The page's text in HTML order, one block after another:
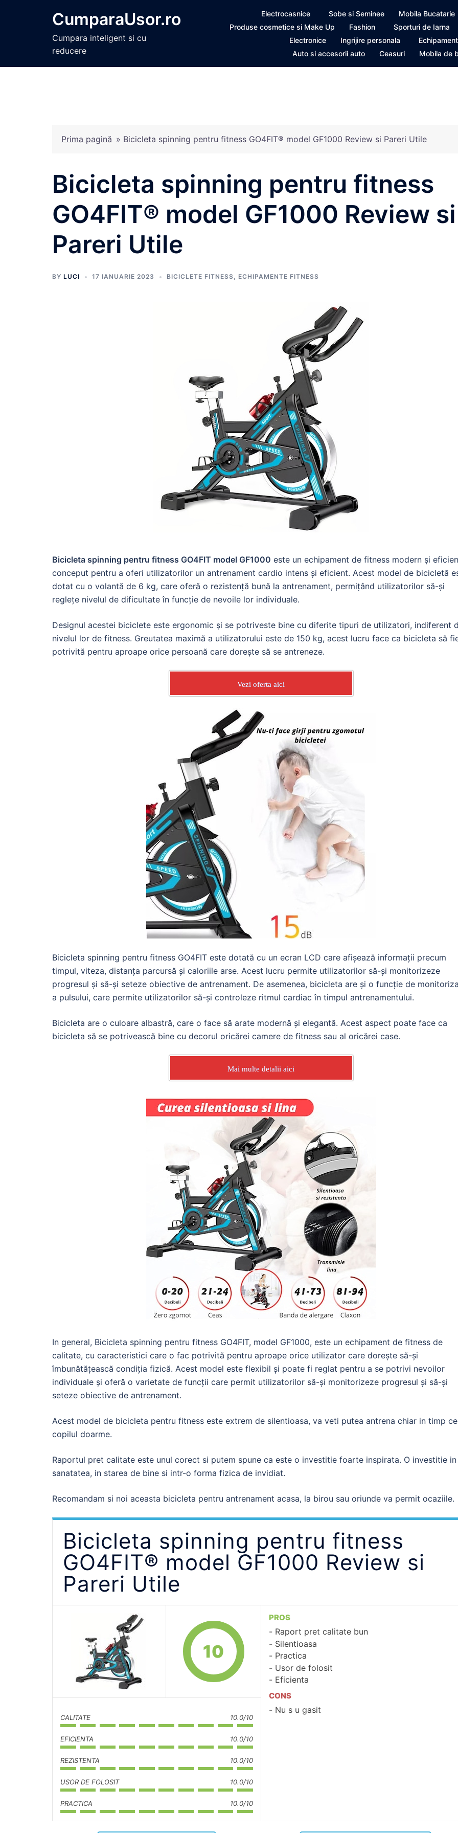
CumparaUsor.ro
Cumpara inteligent si cu
reducere
Electrocasnice Sobe si Seminee
Mobila Bucatarie
Produse cosmetice si Make Up
Fashion
Sporturi de Iarna
Electronice
Ingrijire personala
Auto si accesorii auto
Ceasuri Mobila de
Prima pagină » Bicicleta spinning pentru fitness GO4FIT® model GF1000 Review si Pareri Utile
Bicicleta spinning pentru fitness
GO4FIT® model GF1000 Review si
Pareri Utile
BY LUCI 17 IANUARIE 2023 BICICLETE FITNESS, ECHIPAMENTE FITNESS
Bicicleta spinning pentru fitness GO4FIT model GF1000 este un echipament de fitness modern și
conceput pentru a oferi utilizatorilor un antrenament cardio intens și eficient. Acest model de bicicletă
dotat cu o volantă de 6 kg, care oferă o rezistență bună la antrenament, permițând utilizatorilor să-și
reglețe nivelul de dificultate în funcție de nevoile lor individuale.
Designul acestei biciclete este ergonomic și se potriveste bine cu diferite tipuri de utilizatori, indiferent
nivelul lor de fitness. Greutatea maximă a utilizatorului este de 150 kg, acest lucru face ca bicicleta să
potrivită pentru aproape orice persoană care dorește să se antreneze.
Vezi oferta aici
Bicicleta spinning pentru fitness GO4FIT este dotată cu un ecran LCD care afișează informații precum
timpul, viteza, distanța parcursă și caloriile arse. Acest lucru permite utilizatorilor să-și monitorizeze
progresul și să-și seteze obiective de antrenament. De asemenea, bicicleta are și o funcție de
a pulsului, care permite utilizatorilor să-și controleze ritmul cardiac în timpul antrenamentului.
Bicicleta are o culoare albastră, care o face să arate modernă și elegantă. Acest aspect poate face ca
bicicleta să se potrivească bine cu decorul oricărei camere de fitness sau al oricărei case.
Mai multe detalii aici
In general, Bicicleta spinning pentru fitness GO4FIT, model GF1000, este un echipament de fitness de
calitate, cu caracteristici care o fac potrivită pentru aproape orice utilizator care dorește să-și
îmbunătățească condiția fizică. Acest model este flexibil și poate fi reglat pentru a se potrivi nevoilor
individuale și oferă o varietate de funcții care permit utilizatorilor să-și monitorizeze progresul și să-și
seteze obiective de antrenament.
Acest model de bicicleta pentru fitness este extrem de silentioasa, va veti putea antrena chiar in timp ce
copilul doarme.
Raportul pret calitate este unul corect si putem spune ca este o investitie foarte inspirata. O investitie in
sanatatea, in starea de bine si intr-o forma fizica de invidiat.
Recomandam si noi aceasta bicicleta pentru antrenament acasa, la birou sau oriunde va permit ocaziile.
Bicicleta spinning pentru fitness
GO4FIT® model GF1000 Review si
Pareri Utile
10
CALITATE 10.0/10
EFICIENTA 10.0/10
REZISTENTA 10.0/10
USOR DE FOLOSIT 10.0/10
PRACTICA 10.0/10
PROS
Raport pret calitate bun
Silentioasa
Practica
Usor de folosit
Eficienta
CONS
Nu s u gasit